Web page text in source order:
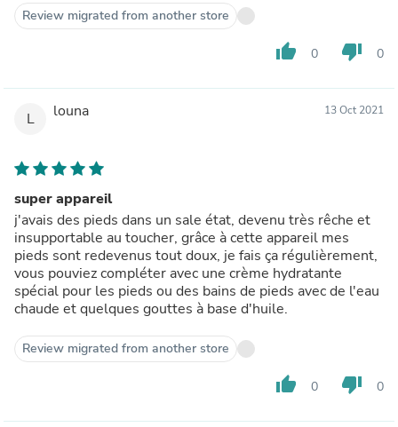
Review migrated from another store
thumb_up 0 thumb_down 0
L louna 13 Oct 2021
super appareil
j'avais des pieds dans un sale état, devenu très rêche et
insupportable au toucher, grâce à cette appareil mes
pieds sont redevenus tout doux, je fais ça régulièrement,
vous pouviez compléter avec une crème hydratante
spécial pour les pieds ou des bains de pieds avec de l'eau
chaude et quelques gouttes à base d'huile.
Review migrated from another store
thumb_up 0 thumb_down 0